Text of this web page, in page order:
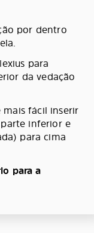
por dentro
para
da vedação
mais fácil inserir
inferior e
para cima
para a